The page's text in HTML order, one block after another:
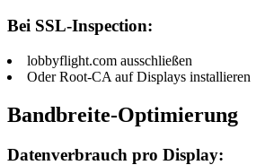
Bei SSL-Inspection:
lobbyflight.com ausschließen
Oder Root-CA auf Displays installieren
Bandbreite-Optimierung
Datenverbrauch pro Display: